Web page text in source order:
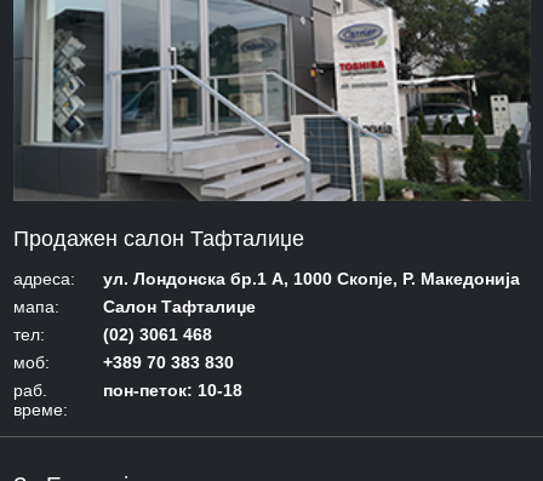
Продажен салон Тафталиџе
адреса:
ул. Лондонска бр.1 А, 1000 Скопје, Р. Македонија
мапа:
Салон Тафталиџе
тел:
(02) 3061 468
моб:
+389 70 383 830
раб.
време:
пон-петок: 10-18